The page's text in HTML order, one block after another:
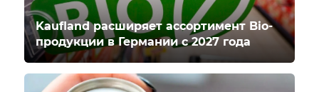
Kaufland расширяет ассортимент Bio-
продукции в Германии с 2027 года